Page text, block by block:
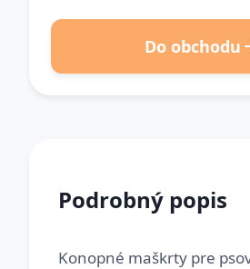
Do obchodu
Podrobný popis
Konopné maškrty pre